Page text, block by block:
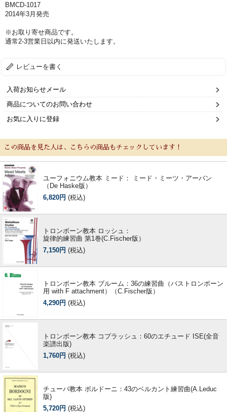
BMCD-1017
2014年3月発売
※お取り寄せ商品です。
通常2-3営業日以内に発送いたします。
レビューを書く
入荷お知らせメール
商品についてのお問い合わせ
お気に入りに登録
この商品を見た人は、こちらの商品もチェックしています！
ユーフォニウム教本 ミード： ミード・ミーツ・アーバン
（De Haske版）
6,820円 (税込)
トロンボーン教本 ロッシュ：
旋律的練習曲 第1巻(C.Fischer版）
7,150円 (税込)
トロンボーン教本 ブルーム：36の練習曲（バストロンボーン
用 with F attachment）（C.Fischer版）
4,290円 (税込)
トロンボーン教本 コプラッシュ：60のエチュード ISE(全音
楽譜出版)
1,760円 (税込)
チューバ教本 ボルドーニ：43のベルカント練習曲(A.Leduc
版)
5,720円 (税込)
よくあるご質問